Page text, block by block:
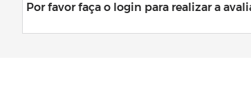
Por favor faça o login para realizar a